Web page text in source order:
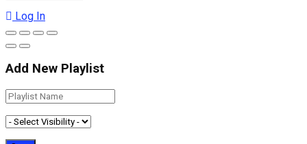
Log In
Add New Playlist